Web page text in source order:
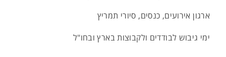
ארגון אירועים, כנסים, סיורי תמריץ
ימי גיבוש לבודדים ולקבוצות בארץ ובחו"ל